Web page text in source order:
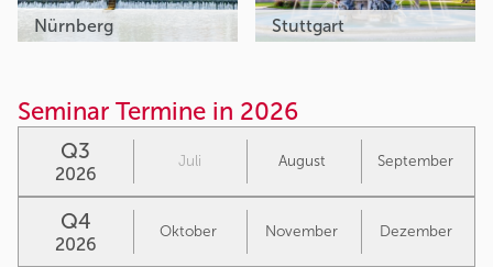
Nürnberg Stuttgart
Seminar Termine in 2026
Q3
2026
Juli August September
Q4
2026
Oktober November Dezember